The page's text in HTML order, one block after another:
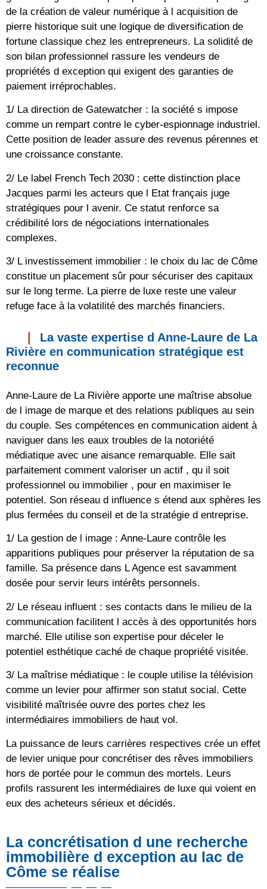
de la création de valeur numérique à l acquisition de
pierre historique suit une logique de diversification de
fortune classique chez les entrepreneurs. La solidité de
son bilan professionnel rassure les vendeurs de
propriétés d exception qui exigent des garanties de
paiement irréprochables.
1/ La direction de Gatewatcher : la société s impose
comme un rempart contre le cyber-espionnage industriel.
Cette position de leader assure des revenus pérennes et
une croissance constante.
2/ Le label French Tech 2030 : cette distinction place
Jacques parmi les acteurs que l Etat français juge
stratégiques pour l avenir. Ce statut renforce sa
crédibilité lors de négociations internationales
complexes.
3/ L investissement immobilier : le choix du lac de Côme
constitue un placement sûr pour sécuriser des capitaux
sur le long terme. La pierre de luxe reste une valeur
refuge face à la volatilité des marchés financiers.
La vaste expertise d Anne-Laure de La
Rivière en communication stratégique est
reconnue
Anne-Laure de La Rivière apporte une maîtrise absolue
de l image de marque et des relations publiques au sein
du couple. Ses compétences en communication aident à
naviguer dans les eaux troubles de la notoriété
médiatique avec une aisance remarquable. Elle sait
parfaitement comment valoriser un actif , qu il soit
professionnel ou immobilier , pour en maximiser le
potentiel. Son réseau d influence s étend aux sphères les
plus fermées du conseil et de la stratégie d entreprise.
1/ La gestion de l image : Anne-Laure contrôle les
apparitions publiques pour préserver la réputation de sa
famille. Sa présence dans L Agence est savamment
dosée pour servir leurs intérêts personnels.
2/ Le réseau influent : ses contacts dans le milieu de la
communication facilitent l accès à des opportunités hors
marché. Elle utilise son expertise pour déceler le
potentiel esthétique caché de chaque propriété visitée.
3/ La maîtrise médiatique : le couple utilise la télévision
comme un levier pour affirmer son statut social. Cette
visibilité maîtrisée ouvre des portes chez les
intermédiaires immobiliers de haut vol.
La puissance de leurs carrières respectives crée un effet
de levier unique pour concrétiser des rêves immobiliers
hors de portée pour le commun des mortels. Leurs
profils rassurent les intermédiaires de luxe qui voient en
eux des acheteurs sérieux et décidés.
La concrétisation d une recherche
immobilière d exception au lac de
Côme se réalise